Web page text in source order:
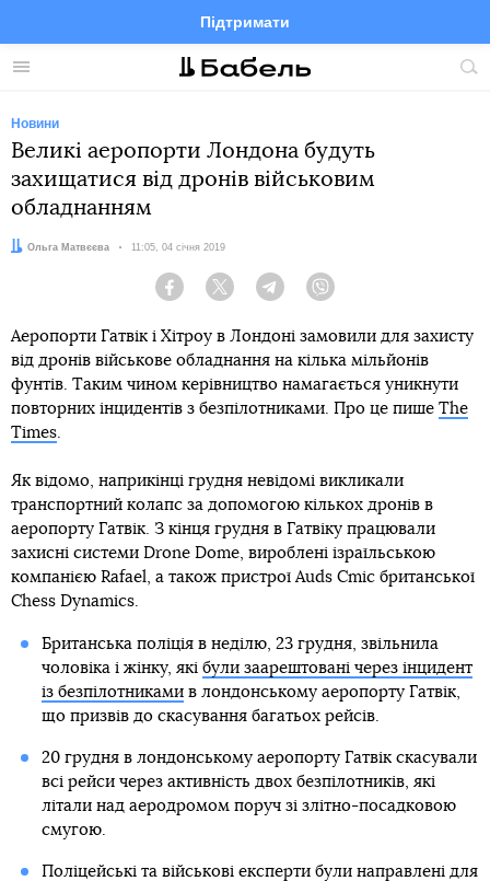
Меню
Підтримати
FacebookTelegramTwitter
Новини
Великі аеропорти Лондона будуть
захищатися від дронів військовим
обладнанням
Автор:
Ольга Матвєєва Дата:
11:05, 04 січня 2019
Facebook Twitter Telegram
Аеропорти Гатвік і Хітроу в Лондоні замовили для захисту
від дронів військове обладнання на кілька мільйонів
фунтів. Таким чином керівництво намагається уникнути
повторних інцидентів з безпілотниками. Про це пише The
Times.
Як відомо, наприкінці грудня невідомі викликали
транспортний колапс за допомогою кількох дронів в
аеропорту Гатвік. З кінця грудня в Гатвіку працювали
захисні системи Drone Dome, вироблені ізраїльською
компанією Rafael, а також пристрої Auds Cmic британської
Chess Dynamics.
Британська поліція в неділю, 23 грудня, звільнила
чоловіка і жінку, які були заарештовані через інцидент
із безпілотникамив лондонському аеропорту Гатвік,
що призвів до скасування багатьох рейсів.
20 грудня в лондонському аеропорту Гатвік скасували
всі рейси через активність двох безпілотників, які
літали над аеродромом поруч зі злітно-посадковою
смугою.
Поліцейські та військові експерти були направлені для